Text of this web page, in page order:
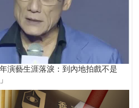
演藝生涯落淚：到內地拍戲不是